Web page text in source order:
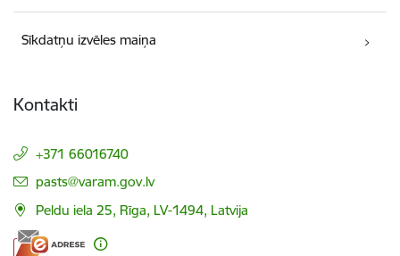
Sīkdatņu izvēles maiņa
Kontakti
+371 66016740
E-pasts:
pasts@varam.gov.lv
Peldu iela 25, Rīga, LV-1494, Latvija